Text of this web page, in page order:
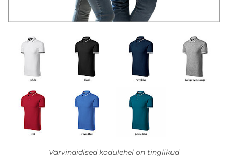
Värvinäidised kodulehel on tinglikud